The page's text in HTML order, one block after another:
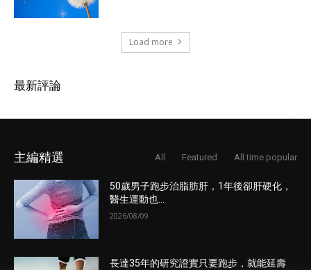
Load more
最新評論
主編精選 All Featured All time popular
50歲男子跑步治脂肪肝，1年後卻肝硬化，
醫生運動也...
2026/08/09
長達35年的研究證實只要跑步，就能延壽